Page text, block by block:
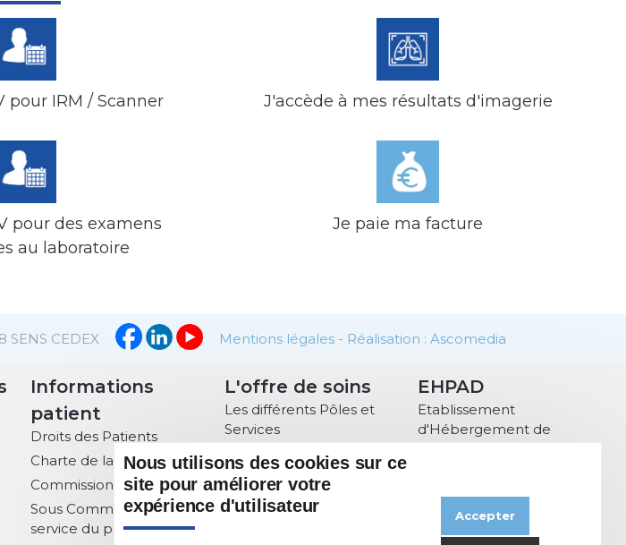
pour IRM / Scanner J'accède à mes résultats d'imagerie
pour des examens
au laboratoire
Je paie ma facture
SENS CEDEX Mentions légales- Réalisation : Ascomedia
Informations
patient
Droits des Patients
Charte de la Laïcité
Commission des usagers
Sous Commissions au
service du patient
L'offre de soins
Les différents Pôles et
Services
EHPAD
Etablissement
d'Hébergement de
Animations
Nous utilisons des cookies sur ce
site pour améliorer votre
expérience d'utilisateur
Accepter